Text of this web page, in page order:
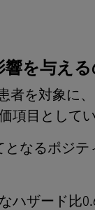
を与える
者を対象に
目としてい
となるポジ
ハザード比